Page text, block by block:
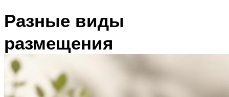
Разные виды
размещения